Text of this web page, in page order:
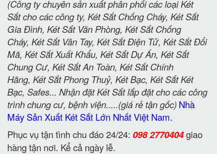
(Công ty chuyên sản xuất phân phối các loại Két
Sắt cho các công ty, Két Sắt Chống Cháy, Két Sắt
Gia Đình, Két Sắt Văn Phòng, Két Sắt Chống
Cháy, Két Sắt Vân Tay, Két Sắt Điện Tử, Két Sắt Đổi
Mã, Két Sắt Xuất Khẩu, Két Sắt Dự Án, Két Sắt
Chung Cư, Két Sắt An Toàn, Két Sắt Chính
Hãng, Két Sắt Phong Thuỷ, Két Bạc, Két Sắt Két
Bạc, Safes... Nhận đặt Két Sắt lắp đặt cho các công
trình chung cư, bệnh viện.....(giá rẻ tận gốc) Nhà
Máy Sản Xuất Két Sắt Lớn Nhất Việt Nam.
Phục vụ tận tình chu đáo 24/24: 098 2770404giao
hàng tận nơi. Kể cả ngày lễ.